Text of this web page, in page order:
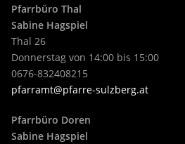
Pfarrbüro Thal
Sabine Hagspiel
Thal 26
Donnerstag von 14:00 bis 15:00
0676-832408215
pfarramt@pfarre-sulzberg.at
Pfarrbüro Doren
Sabine Hagspiel